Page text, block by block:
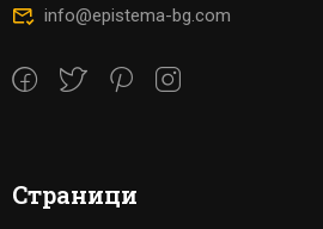
info@epistema-bg.com
Страници